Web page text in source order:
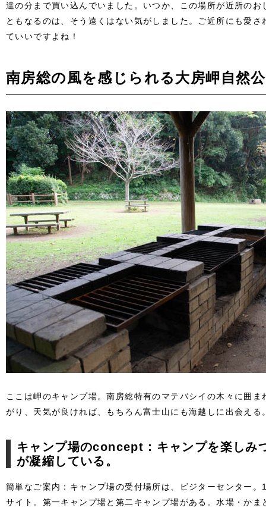
達の分まで買い込んでいました。いつか、この場所が近所の
ともなるのは、そう遠くはない気がしました。ご近所にも愛
ていいですよね！
南房総の風を感じられる大房岬自然
ここは岬のキャンプ場。南房総特有のマテバシイの木々に囲
がり、天気が良ければ、もちろん富士山にも海越しに出会える
キャンプ場のconcept：キャンプを楽しみ
が凝縮している。
簡単なご案内：キャンプ場の受付場所は、ビジターセンター
サイト。第一キャンプ場と第二キャンプ場がある。水場・か